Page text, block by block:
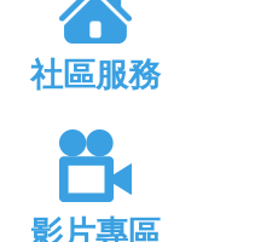
社區服務
影片專區